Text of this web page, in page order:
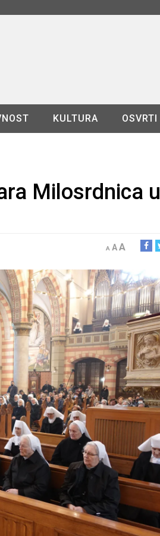
KULTURA OSVRTI
Milosrdnica u
A AA